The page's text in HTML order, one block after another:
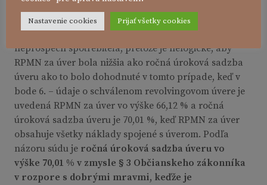
považuje predmetnú zmluvu o úvere za bezúročnú
a bezpoplatkovúz toho dôvodu, že v zmluve o
spotrebiteľskom úvere jenesprávne uvedená RPMN
neprospech spotrebiteľa, pretože je nelogické, aby
RPMN za úver bola nižšia ako ročná úroková sadzba
úveru ako to bolo dohodnuté v tomto prípade, keď v
bode 6. – údaje o schválenom revolvingovom úvere je
uvedená RPMN za úver vo výške 66,12 % a ročná
úroková sadzba úveru je 70,01 %, keď RPMN za úver
obsahuje všetky náklady spojené s úverom. Podľa
názoru súdu je ročná úroková sadzba úveru vo
výške 70,01 % v zmysle § 3 Občianskeho zákonníka
v rozpore s dobrými mravmi, keďže je
Nastavenie cookies Prijať všetky cookies